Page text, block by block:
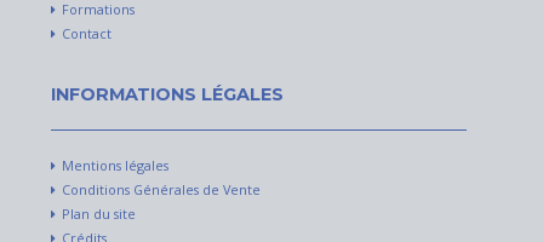
Formations
Contact
INFORMATIONS LÉGALES
Mentions légales
Conditions Générales de Vente
Plan du site